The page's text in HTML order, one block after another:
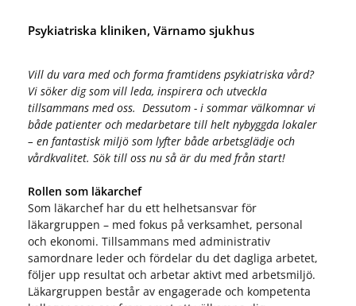
Psykiatriska kliniken, Värnamo sjukhus
Vill du vara med och forma framtidens psykiatriska vård?
Vi söker dig som vill leda, inspirera och utveckla
tillsammans med oss. Dessutom - i sommar välkomnar vi
både patienter och medarbetare till helt nybyggda lokaler
– en fantastisk miljö som lyfter både arbetsglädje och
vårdkvalitet. Sök till oss nu så är du med från start!
Rollen som läkarchef
Som läkarchef har du ett helhetsansvar för
läkargruppen – med fokus på verksamhet, personal
och ekonomi. Tillsammans med administrativ
samordnare leder och fördelar du det dagliga arbetet,
följer upp resultat och arbetar aktivt med arbetsmiljö.
Läkargruppen består av engagerade och kompetenta